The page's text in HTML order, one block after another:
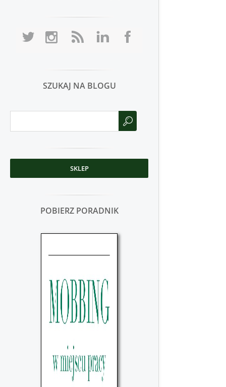
SZUKAJ NA BLOGU
SKLEP
POBIERZ PORADNIK